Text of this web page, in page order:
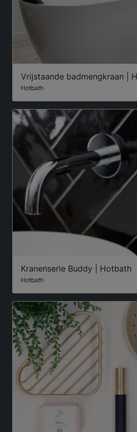
Vrijstaande badmengkraan |
Hotbath
Kranenserie Buddy | Hotbath
Hotbath